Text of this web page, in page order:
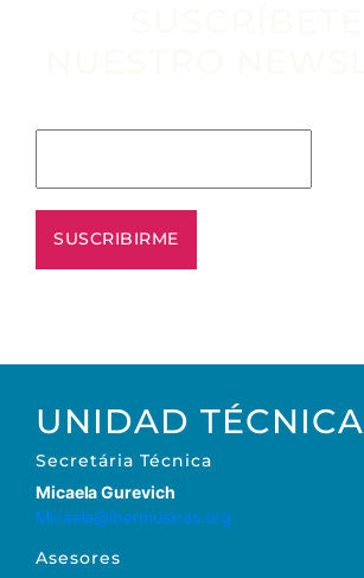
UNIDAD TÉCNICA
Secretária Técnica
Micaela Gurevich
Micaela@ibermusicas.org
Asesores